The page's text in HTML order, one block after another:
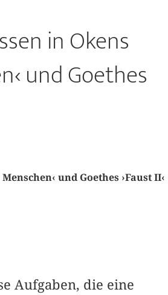
in Okens
und Goethes
und Goethes ›Faust II‹
Aufgaben, die eine